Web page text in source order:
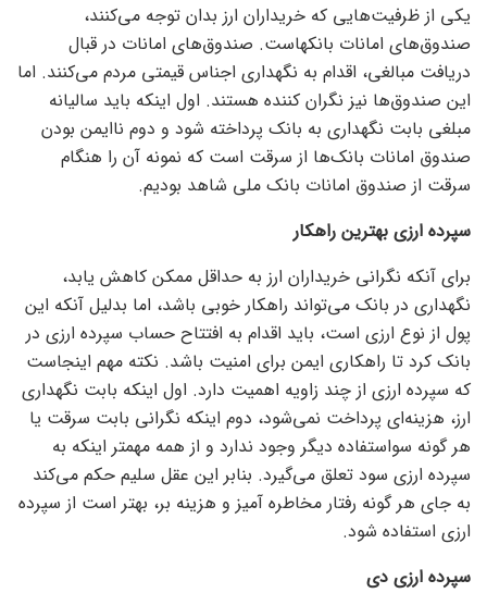
یکی از ظرفیت‌هایی که خریداران ارز بدان توجه می‌کنند،
صندوق‌های امانات بانکهاست. صندوق‌های امانات در قبال
دریافت مبالغی، اقدام به نگهداری اجناس قیمتی مردم می‌کنند. اما
این صندوق‌ها نیز نگران کننده هستند. اول اینکه باید سالیانه
مبلغی بابت نگهداری به بانک پرداخته شود و دوم ناایمن بودن
صندوق امانات بانک‌ها از سرقت است که نمونه آن را هنگام
سرقت از صندوق امانات بانک ملی شاهد بودیم.
سپرده ارزی بهترین راهکار
برای آنکه نگرانی خریداران ارز به حداقل ممکن کاهش یابد،
نگهداری در بانک می‌تواند راهکار خوبی باشد، اما بدلیل آنکه این
پول از نوع ارزی است، باید اقدام به افتتاح حساب سپرده ارزی در
بانک کرد تا راهکاری ایمن برای امنیت باشد. نکته مهم اینجاست
که سپرده ارزی از چند زاویه اهمیت دارد. اول اینکه بابت نگهداری
ارز، هزینه‌ای پرداخت نمی‌شود، دوم اینکه نگرانی بابت سرقت یا
هر گونه سواستفاده دیگر وجود ندارد و از همه مهمتر اینکه به
سپرده ارزی سود تعلق می‌گیرد. بنابر این عقل سلیم حکم می‌کند
به جای هر گونه رفتار مخاطره آمیز و هزینه بر، بهتر است از سپرده
ارزی استفاده شود.
سپرده ارزی دی